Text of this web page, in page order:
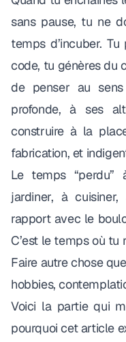
sans pause, tu ne
temps d’incuber.
code, tu génères du
de penser au
profonde, à ses
construire à la
fabrication, et
Le temps “perdu”
jardiner, à
rapport avec le
C’est le temps où tu
Faire autre chose
hobbies,
Voici la partie qui
pourquoi cet article